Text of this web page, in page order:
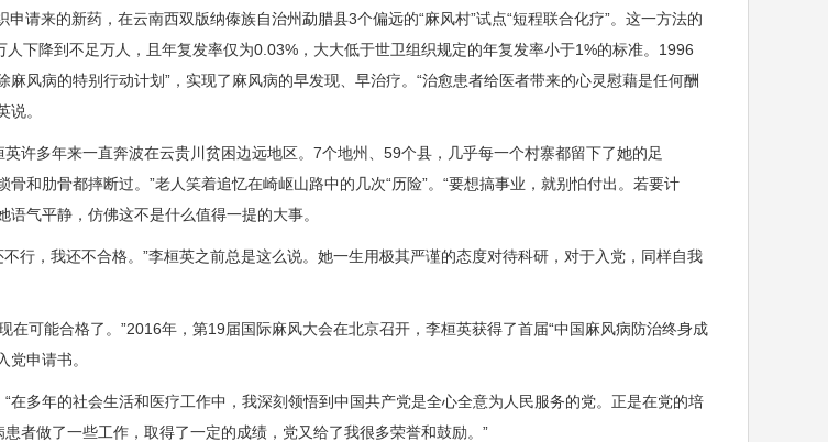
来的新药，在云南西双版纳傣族自治州勐腊县3个偏远的“麻风村”试点“短程联合化疗”。这一方法的
下降到不足万人，且年复发率仅为0.03%，大大低于世卫组织规定的年复发率小于1%的标准。1996
麻风病的特别行动计划”，实现了麻风病的早发现、早治疗。“治愈患者给医者带来的心灵慰藉是任何酬
说。
多年来一直奔波在云贵川贫困边远地区。7个地州、59个县，几乎每一个村寨都留下了她的足
骨和肋骨都摔断过。”老人笑着追忆在崎岖山路中的几次“历险”。“要想搞事业，就别怕付出。若要计
语气平静，仿佛这不是什么值得一提的大事。
，我还不合格。”李桓英之前总是这么说。她一生用极其严谨的态度对待科研，对于入党，同样自我
可能合格了。”2016年，第19届国际麻风大会在北京召开，李桓英获得了首届“中国麻风病防治终身成
党申请书。
多年的社会生活和医疗工作中，我深刻领悟到中国共产党是全心全意为人民服务的党。正是在党的培
者做了一些工作，取得了一定的成绩，党又给了我很多荣誉和鼓励。”